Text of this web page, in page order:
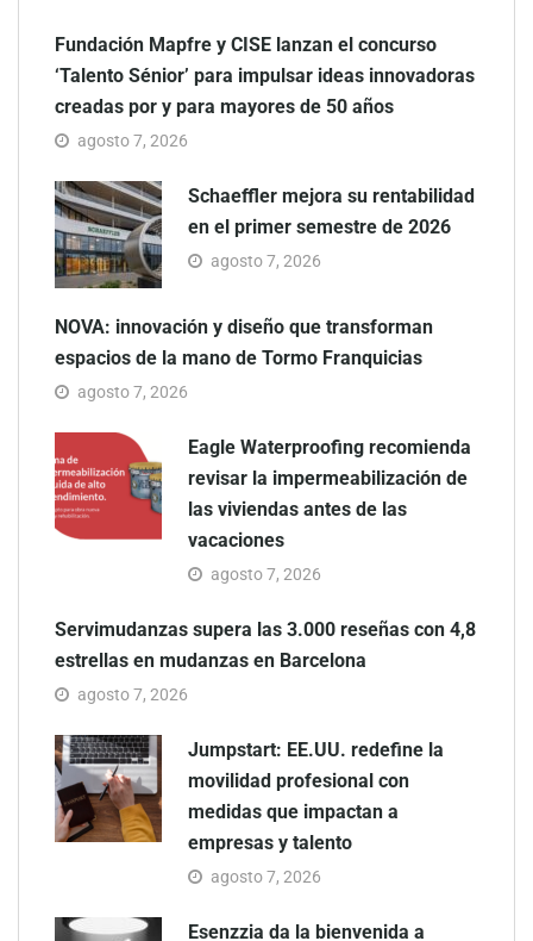
Fundación Mapfre y CISE lanzan el concurso
‘Talento Sénior’ para impulsar ideas innovadoras
creadas por y para mayores de 50 años
agosto 7, 2026
Schaeffler mejora su rentabilidad
en el primer semestre de 2026
agosto 7, 2026
NOVA: innovación y diseño que transforman
espacios de la mano de Tormo Franquicias
agosto 7, 2026
Eagle Waterproofing recomienda
revisar la impermeabilización de
las viviendas antes de las
vacaciones
agosto 7, 2026
Servimudanzas supera las 3.000 reseñas con 4,8
estrellas en mudanzas en Barcelona
agosto 7, 2026
Jumpstart: EE.UU. redefine la
movilidad profesional con
medidas que impactan a
empresas y talento
agosto 7, 2026
Esenzzia da la bienvenida a